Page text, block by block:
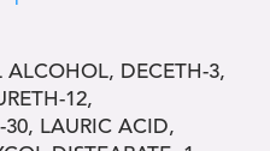
ALCOHOL, DECETH-3,
12,
LAURIC ACID,